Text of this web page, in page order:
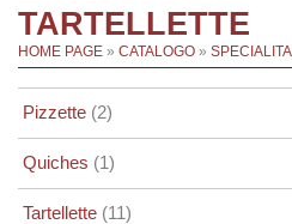
TARTELLETTE
HOME PAGE » CATALOGO »
Pizzette (2)
Quiches (1)
Tartellette (11)